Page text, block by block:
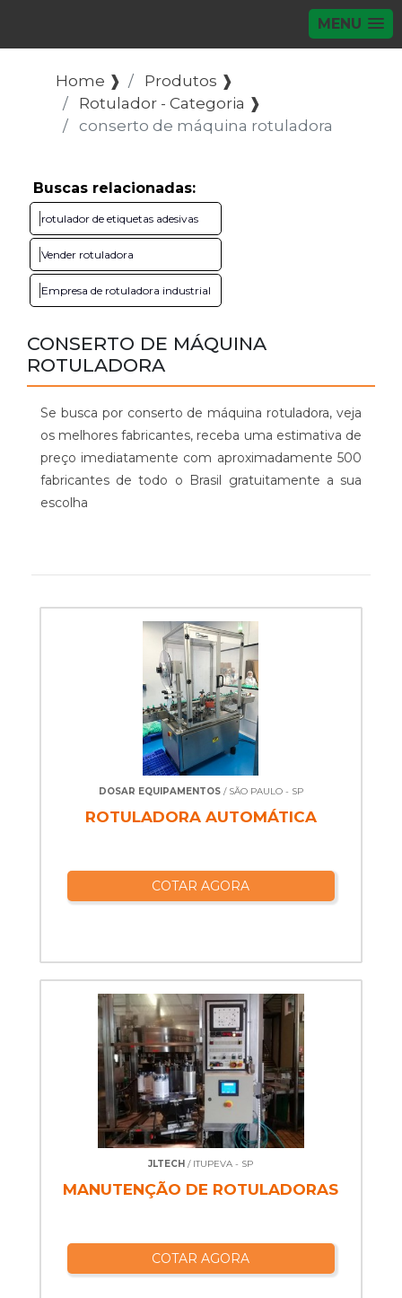
MENU
Home ❱
Produtos ❱
Rotulador - Categoria ❱
conserto de máquina rotuladora
Buscas relacionadas:
rotulador de etiquetas adesivas
Vender rotuladora
Empresa de rotuladora industrial
CONSERTO DE MÁQUINA
ROTULADORA
Se busca por conserto de máquina rotuladora, veja
os melhores fabricantes, receba uma estimativa de
preço imediatamente com aproximadamente 500
fabricantes de todo o Brasil gratuitamente a sua
escolha
DOSAR EQUIPAMENTOS/ SÃO PAULO - SP
ROTULADORA AUTOMÁTICA
COTAR AGORA
JLTECH / ITUPEVA - SP
MANUTENÇÃO DE ROTULADORAS
COTAR AGORA